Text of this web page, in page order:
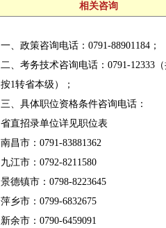
相关咨询
一、政策咨询电话：0791-88901184；
二、考务技术咨询电话：0791-12333
按1转省本级）；
三、具体职位资格条件咨询电话：
省直招录单位详见职位表
南昌市：0791-83881362
九江市：0792-8211580
景德镇市：0798-8223645
萍乡市：0799-6832675
新余市：0790-6459091